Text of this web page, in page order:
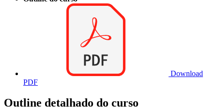
Download
PDF
Outline detalhado do curso